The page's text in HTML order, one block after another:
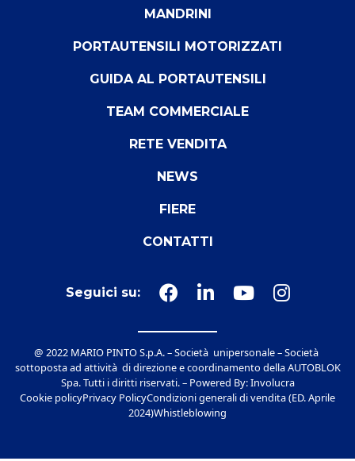
MANDRINI
PORTAUTENSILI MOTORIZZATI
GUIDA AL PORTAUTENSILI
TEAM COMMERCIALE
RETE VENDITA
NEWS
FIERE
CONTATTI
Seguici su:
@ 2022 MARIO PINTO S.p.A. – Società unipersonale – Società
sottoposta ad attività di direzione e coordinamento della AUTOBLOK
Spa. Tutti i diritti riservati. – Powered By:Involucra
Cookie policyPrivacy PolicyCondizioni generali di vendita (ED. Aprile
2024)Whistleblowing